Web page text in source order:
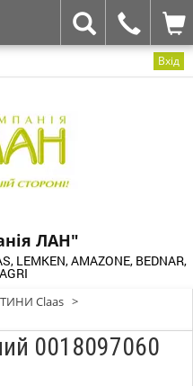
Вхід
ЛАН"
AMAZONE, BEDNAR,
Claas >
0018097060